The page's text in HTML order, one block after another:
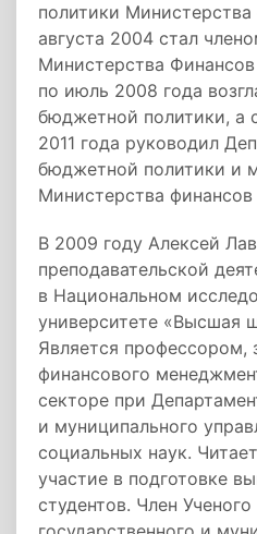
политики
августа 2004 стал
Министерства
по июль 2008 года
бюджетной политики, а
2011 года руководил
бюджетной политики и
Министерства финансов
В 2009 году Алексей
преподавательской
в Национальном
университете «Высшая
Является профессором,
финансового
секторе при
и муниципального
социальных наук.
участие в подготовке
студентов. Член